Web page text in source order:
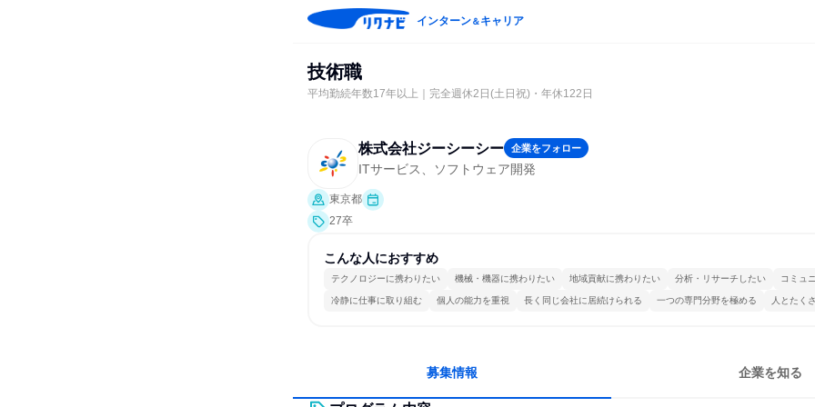
インターン＆キャリア
技術職
平均勤続年数17年以上｜完全週休2日(土日祝)・年休122日
株式会社ジーシーシー 企業をフォロー
ITサービス、ソフトウェア開発
東京都
27卒
こんな人におすすめ
テクノロジーに携わりたい 機械・機器に携わりたい 地域貢献に携わりたい 分析・リサーチしたい コミュ
冷静に仕事に取り組む 個人の能力を重視 長く同じ会社に居続けられる 一つの専門分野を極める 人とたく
募集情報 企業を知る